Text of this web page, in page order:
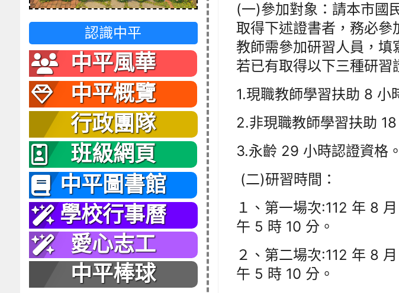
(一)參加對象：請本市國
取得下述證書者，務必
教師需參加研習人員，
若已有取得以下三種研習
1.現職教師學習扶助 8 小
2.非現職教師學習扶助 18
3.永齡 29 小時認證資格。
(二)研習時間：
１、第一場次:112 年 8
午 5 時 10 分。
２、第二場次:112 年 8
午 5 時 10 分。
認識中平
中平風華
中平概覽
行政團隊
班級網頁
中平圖書館
學校行事曆
愛心志工
中平棒球